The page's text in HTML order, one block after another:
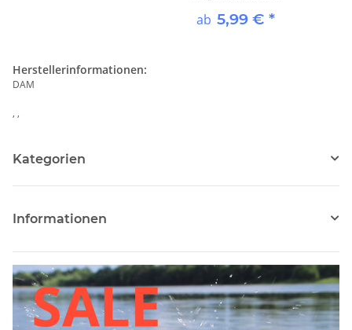
ab 5,99 € *
Herstellerinformationen:
DAM
, ,
Kategorien
Informationen